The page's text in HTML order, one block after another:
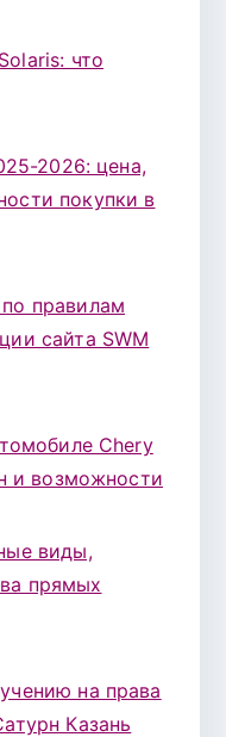
что
2026: цена,
покупки в
правилам
сайта SWM
Chery
и возможности
виды,
прямых
на права
Казань